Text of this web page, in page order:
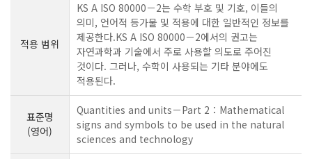
적용 범위
KS A ISO 80000－2는 수학 부호 및 기호, 이들의
의미, 언어적 등가물 및 적용에 대한 일반적인 정보를
제공한다.KS A ISO 80000－2에서의 권고는
자연과학과 기술에서 주로 사용할 의도로 주어진
것이다. 그러나, 수학이 사용되는 기타 분야에도
적용된다.
표준명
(영어)
Quantities and units－Part 2：Mathematical
signs and symbols to be used in the natural
sciences and technology